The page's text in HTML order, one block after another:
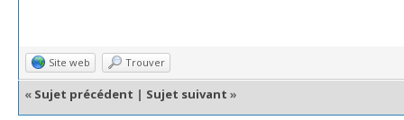
Site web Trouver
« Sujet précédent | Sujet suivant »